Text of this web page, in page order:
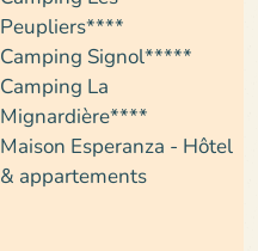
Peupliers****
Camping Signol*****
Camping La
Mignardière****
Maison Esperanza - Hôtel
& appartements